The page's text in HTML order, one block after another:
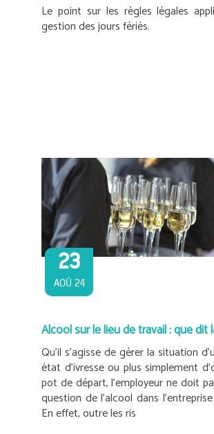
Le point sur les règles légales
gestion des jours fériés.
23
AOÛ 24
Alcool sur le lieu de travail : que dit
Qu’il s’agisse de gérer la situation
état d’ivresse ou plus simplement
pot de départ, l’employeur ne doit
question de l’alcool dans
En effet, outre les ris